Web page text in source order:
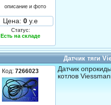
описание и фото
Цена: 0 у.е
Статус:
Есть на складе
Датчик тяги
Код:7266023
Датчик
котлов